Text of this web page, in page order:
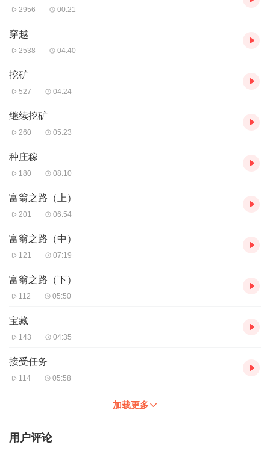
2956 00:21
穿越
2538 04:40
挖矿
527 04:24
继续挖矿
260 05:23
种庄稼
180 08:10
富翁之路（上）
201 06:54
富翁之路（中）
121 07:19
富翁之路（下）
112 05:50
宝藏
143 04:35
接受任务
114 05:58
加载更多
用户评论